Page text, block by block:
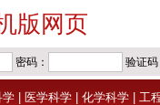
版网页
学 医学科学 化学科学 工